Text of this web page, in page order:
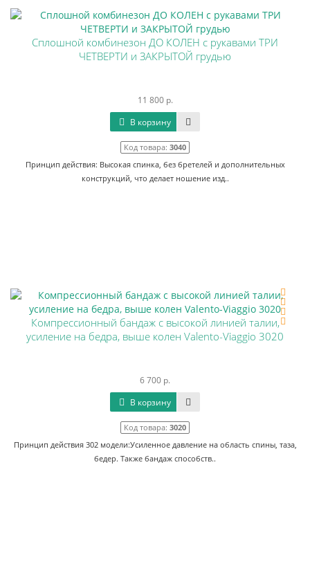
Сплошной комбинезон ДО КОЛЕН с рукавами ТРИ
ЧЕТВЕРТИ и ЗАКРЫТОЙ грудью
11 800 р.
В корзину
Код товара: 3040
Принцип действия: Высокая спинка, без бретелей и дополнительных
конструкций, что делает ношение изд..
Компрессионный бандаж с высокой линией талии,
усиление на бедра, выше колен Valento-Viaggio 3020
6 700 р.
В корзину
Код товара: 3020
Принцип действия 302 модели:Усиленное давление на область спины, таза,
бедер. Также бандаж способств..